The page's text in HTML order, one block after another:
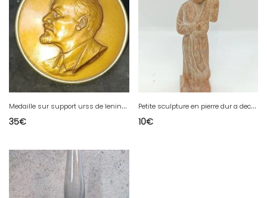
M
edaille sur support urss de lenine signé en bon etat hauteur 14.5cm
35€
P
etite sculpture en pierre dur a decor de musicien en bon etat
10€